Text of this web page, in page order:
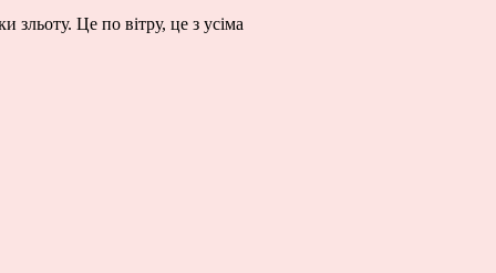
зльоту. Це по вітру, це з усіма